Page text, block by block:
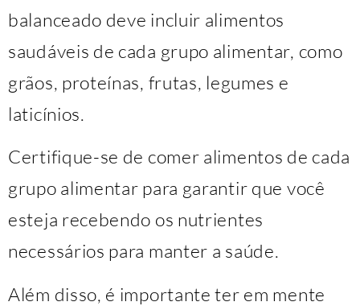
balanceado deve incluir alimentos
saudáveis ​​de cada grupo alimentar, como
grãos, proteínas, frutas, legumes e
laticínios.
Certifique-se de comer alimentos de cada
grupo alimentar para garantir que você
esteja recebendo os nutrientes
necessários para manter a saúde.
Além disso, é importante ter em mente